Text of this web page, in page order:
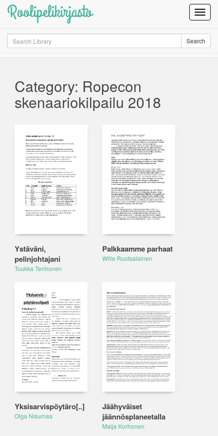
Roolipelikirjasto
Search Search
Category: Ropecon
skenaariokilpailu 2018
Ystäväni,
pelinjohtajani
Tuukka Tenhunen
Palkkaamme parhaat
Wille Ruotsalainen
Yksisarvispöytäro[..]
Olga Nisumaa
Jäähyväiset
jäännösplaneetalla
Maija Korhonen